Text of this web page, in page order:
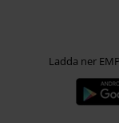
Ladda ner